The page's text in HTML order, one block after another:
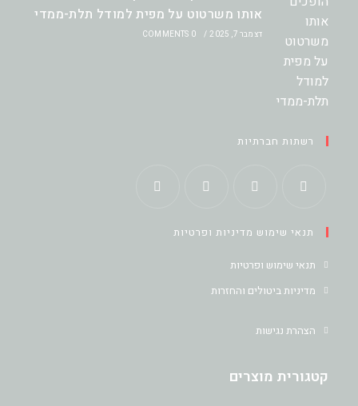
אותו משרטוט על מפית למודל תלת-ממדי
דצמבר 7, 2025 /
0 COMMENTS
רשתות חברתיות
in
a
tab
in
tab
in
tab
in
תנאי שימוש מדיניות ופרטיות
תנאי שימוש ופרטיות
מדיניות ביטולים והחזרות
הצהרת נגישות
קטגורית מוצרים